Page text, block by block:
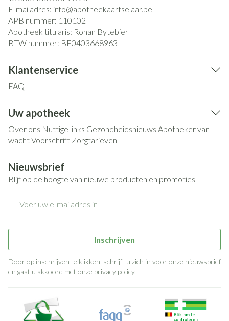
E-mailadres: info@apotheekaartselaar.be
APB nummer: 110102
Apotheek titularis: Ronan Bytebier
BTW nummer: BE0403668963
Klantenservice
FAQ
Uw apotheek
Over ons Nuttige links Gezondheidsnieuws Apotheker van
wachtVoorschrift Zorgtarieven
Nieuwsbrief
Blijf op de hoogte van nieuwe producten en promoties
Inschrijven
Door op inschrijven te klikken, schrijft u zich in voor onze nieuwsbrief
en gaat u akkoord met onze privacy policy.